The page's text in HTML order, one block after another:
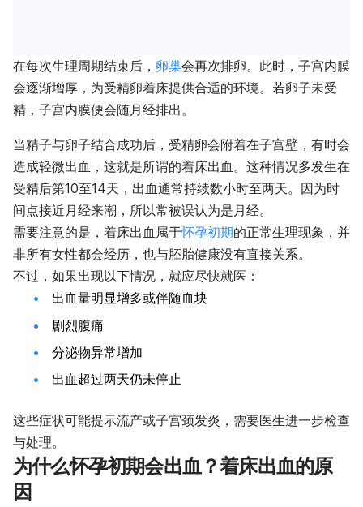
在每次生理周期结束后， 卵巢会再次排卵。此时，子宫内膜
会逐渐增厚，为受精卵着床提供合适的环境。若卵子未受
精，子宫内膜便会随月经排出。
当精子与卵子结合成功后，受精卵会附着在子宫壁，有时会
造成轻微出血，这就是所谓的着床出血。这种情况多发生在
受精后第10至14天，出血通常持续数小时至两天。因为时
间点接近月经来潮，所以常被误认为是月经。
需要注意的是，着床出血属于怀孕初期的正常生理现象，并
非所有女性都会经历，也与胚胎健康没有直接关系。
不过，如果出现以下情况，就应尽快就医：
出血量明显增多或伴随血块
剧烈腹痛
分泌物异常增加
出血超过两天仍未停止
这些症状可能提示流产或子宫颈发炎，需要医生进一步检查
与处理。
为什么怀孕初期会出血？着床出血的原
因